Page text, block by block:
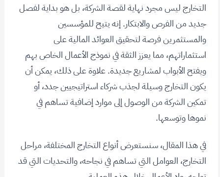
التخارج ليس مجرد نهاية لقصة الشركة، بل هو بداية لفصل
جديد من الفرص والابتكار. إنه يتيح للمؤسسين
والمستثمرين فرصة لتحقيق العوائد المالية على
استثماراتهم، مما يعزز الثقة في نموذج الأعمال الخاص بهم
ويفتح الأبواب لمشاريع جديدة. علاوة على ذلك، يمكن أن
يكون التخارج وسيلة لجذب شركاء استراتيجيين جدد، أو
تمكين الشركة من الوصول إلى موارد إضافية تساهم في
نموها وتوسعها.
في هذا المقال، سنستعرض أنواع التخارج المختلفة، مراحل
التخارج، العوامل التي تساهم في نجاحه، والتحديات التي قد